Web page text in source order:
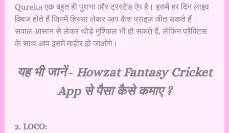
Qureka एक बहुत ही पुराना और ट्रस्टेड ऐप है। इसमें हर दिन लाइव
क्विज होते हैं जिनमें हिस्सा लेकर आप कैश प्राइज जीत सकते हैं।
सवाल आसान से लेकर थोड़े मुश्किल भी हो सकते हैं, लेकिन प्रैक्टिस
के साथ आप इसमें माहीर हो जाओगे।
यह भी जानें ‐ Howzat Fantasy Cricket
App से पैसा कैसे कमाए ?
2. LOCO: